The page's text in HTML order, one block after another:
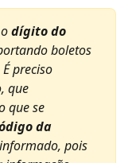
dígito do
boletos
preciso
que
que se
da
pois